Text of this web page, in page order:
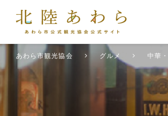
あわら市観光協会 グルメ 中華